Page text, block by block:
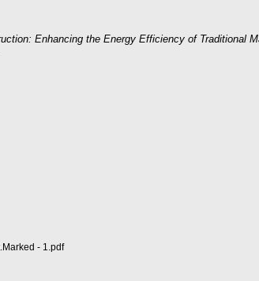
Enhancing the Energy Efficiency of Traditional
- 1.pdf